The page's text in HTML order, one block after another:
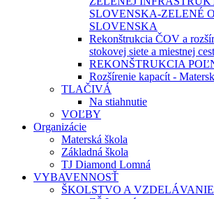
SLOVENSKA-ZELENÉ
SLOVENSKA
Rekonštrukcia ČOV a
stokovej siete a miestnej
REKONŠTRUKCIA
Rozšírenie kapacít -
TLAČIVÁ
Na stiahnutie
VOĽBY
Organizácie
Materská škola
Základná škola
TJ Diamond Lomná
VYBAVENNOSŤ
ŠKOLSTVO A VZDELÁVANIE